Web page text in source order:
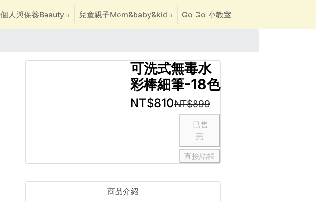
個人與保養Beauty 兒童親子Mom&baby&kid Go Go 小教室
可洗式無毒水
彩棒細筆-18色
NT$810NT$899
直接結帳
商品介紹